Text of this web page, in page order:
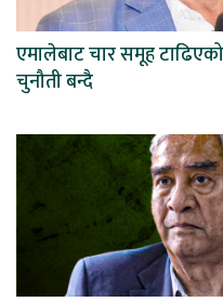
एमालेबाट चार समूह
चुनौती बन्दै